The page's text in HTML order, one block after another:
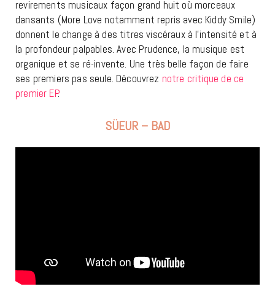
revirements musicaux façon grand huit où morceaux
dansants (More Love notamment repris avec Kiddy Smile)
donnent le change à des titres viscéraux à l’intensité et à
la profondeur palpables. Avec Prudence, la musique est
organique et se ré-invente. Une très belle façon de faire
ses premiers pas seule. Découvrez notre critique de ce
premier EP.
SÜEUR – BAD